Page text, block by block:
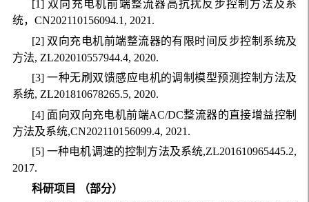
[1] 双向充电机前端整流器高抗扰反步控制方法及系
统，CN202110156094.1, 2021.
[2] 双向充电机前端整流器的有限时间反步控制系统及
方法, ZL202010557944.4, 2020.
[3] 一种无刷双馈感应电机的调制模型预测控制方法及
系统, ZL201810678265.5, 2020.
[4] 面向双向充电机前端AC/DC整流器的直接增益控制
方法及系统,CN202110156099.4, 2021.
[5] 一种电机调速的控制方法及系统,ZL201610965445.2,
2017.
科研项目 （部分）